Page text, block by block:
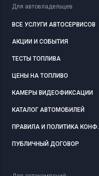
Для автовладельцев
ВСЕ УСЛУГИ АВТОСЕРВИСОВ
АКЦИИ И СОБЫТИЯ
ТЕСТЫ ТОПЛИВА
ЦЕНЫ НА ТОПЛИВО
КАМЕРЫ ВИДЕОФИКСАЦИИ
КАТАЛОГ АВТОМОБИЛЕЙ
ПРАВИЛА И ПОЛИТИКА КОНФ.
ПУБЛИЧНЫЙ ДОГОВОР